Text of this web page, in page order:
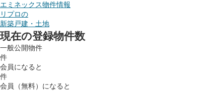
エミネックス物件情報
リプロの
新築戸建・土地
現在の登録物件数
一般公開物件
件
会員になると
件
会員（無料）になると